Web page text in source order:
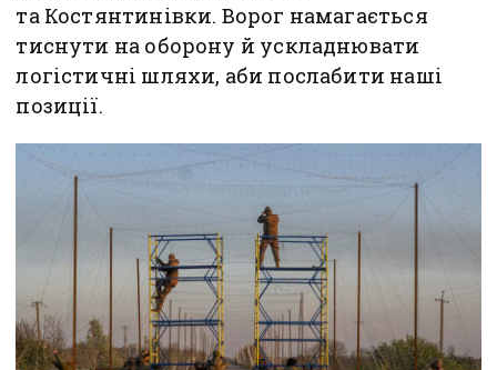
та Костянтинівки. Ворог намагається
тиснути на оборону й ускладнювати
логістичні шляхи, аби послабити наші
позиції.